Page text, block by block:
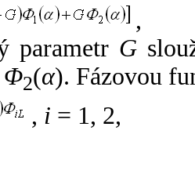
,
parametr G
Φ2(α). Fázovou
, i = 1, 2,